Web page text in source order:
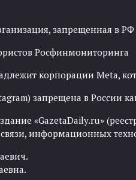
запрещенная в РФ
Росфинмониторинга
корпорации Meta,
запрещена в России
«GazetaDaily.ru»
информационных